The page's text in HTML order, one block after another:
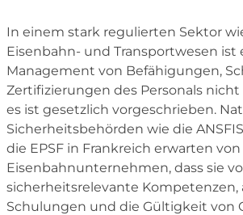
In einem stark regulierten Sektor
Eisenbahn- und Transportwesen ist
Management von Befähigungen,
Zertifizierungen des Personals nicht
es ist gesetzlich vorgeschrieben.
Sicherheitsbehörden wie die
die EPSF in Frankreich erwarten von
Eisenbahnunternehmen, dass sie
sicherheitsrelevante Kompetenzen,
Schulungen und die Gültigkeit von